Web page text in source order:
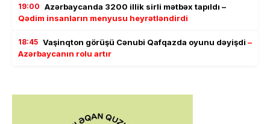
19:00 Azərbaycanda 3200 illik sirli mətbəx tapıldı –
Qədim insanların menyusu heyrətləndirdi
18:45 Vaşinqton görüşü Cənubi Qafqazda oyunu dəyişdi –
Azərbaycanın rolu artır